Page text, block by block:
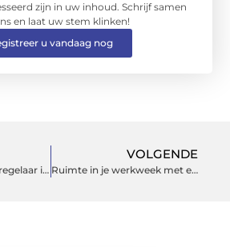
zijn in uw inhoud. Schrijf samen
en laat uw stem klinken!
u vandaag nog
Vergeet de verkeersregelaar in Utrecht niet
VOLGENDE
Ruimte in je werkweek met een baan in veiligheid